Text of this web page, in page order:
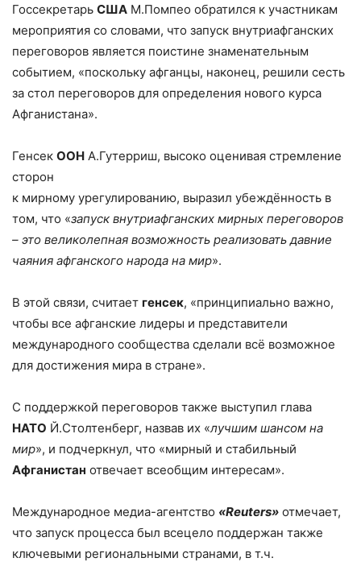
Госсекретарь США М.Помпео обратился к участникам
мероприятия со словами, что запуск внутриафганских
переговоров является поистине знаменательным
событием, «поскольку афганцы, наконец, решили сесть
за стол переговоров для определения нового курса
Афганистана».
Генсек ООН А.Гутерриш, высоко оценивая стремление
сторон
к мирному урегулированию, выразил убеждённость в
том, что «запуск внутриафганских мирных переговоров
– это великолепная возможность реализовать давние
чаяния афганского народа на мир».
В этой связи, считает генсек, «принципиально важно,
чтобы все афганские лидеры и представители
международного сообщества сделали всё возможное
для достижения мира в стране».
С поддержкой переговоров также выступил глава
НАТО Й.Столтенберг, назвав их «лучшим шансом на
мир», и подчеркнул, что «мирный и стабильный
Афганистан отвечает всеобщим интересам».
Международное медиа-агентство «Reuters» отмечает,
что запуск процесса был всецело поддержан также
ключевыми региональными странами, в т.ч.